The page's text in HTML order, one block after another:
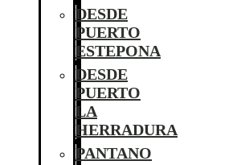
DESDE
PUERTO
ESTEPONA
DESDE
PUERTO
LA
HERRADURA
PANTANO